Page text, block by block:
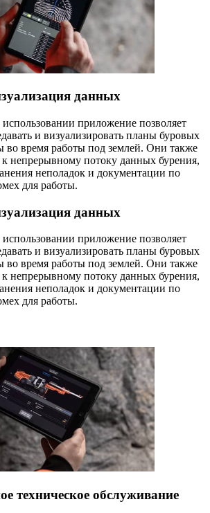
данных
приложение позволяет
и визуализировать планы буровых
во время работы под землей. Они также
непрерывному потоку данных бурения,
неполадок и документации по
для работы.
данных
приложение позволяет
и визуализировать планы буровых
во время работы под землей. Они также
непрерывному потоку данных бурения,
неполадок и документации по
для работы.
техническое обслуживание